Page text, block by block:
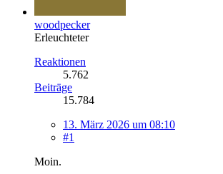
woodpecker
Erleuchteter
Reaktionen
5.762
Beiträge
15.784
13. März 2026 um 08:10
#1
Moin.